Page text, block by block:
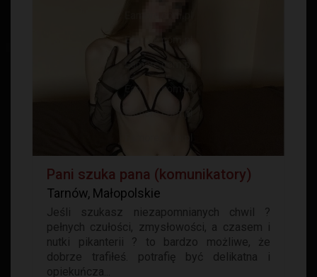
Pani szuka pana (komunikatory)
Tarnów, Małopolskie
Jeśli szukasz niezapomnianych chwil ?
pełnych czułości, zmysłowości, a czasem i
nutki pikanterii ? to bardzo możliwe, że
dobrze trafiłeś. potrafię być delikatna i
opiekuńcza...